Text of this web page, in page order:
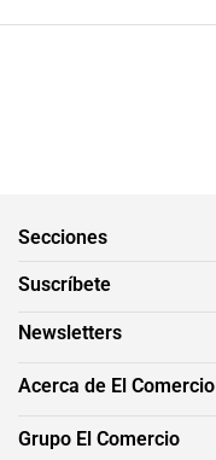
Secciones
Suscríbete
Newsletters
Acerca de El Comercio
Grupo El Comercio